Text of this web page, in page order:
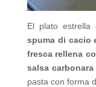
El plato
spuma di cacio
fresca rellena
salsa
pasta con forma